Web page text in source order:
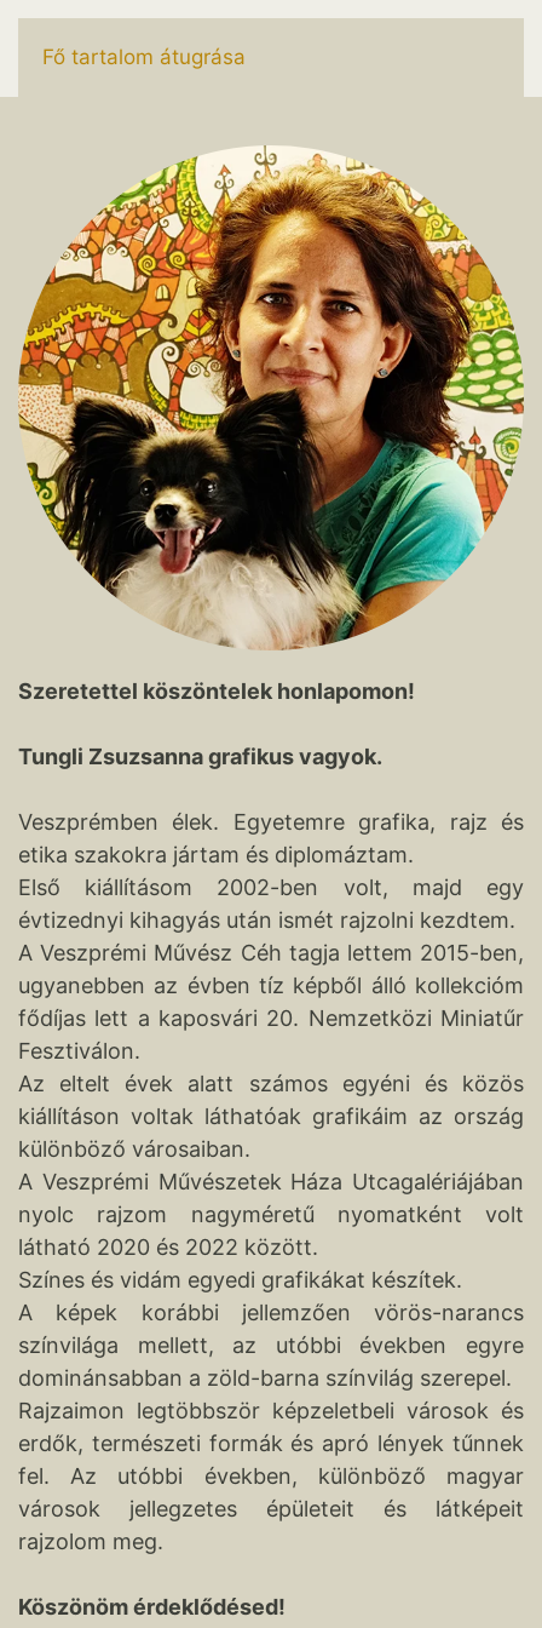
Fő tartalom átugrása
Szeretettel köszöntelek honlapomon!
Tungli Zsuzsanna grafikus vagyok.
Veszprémben élek. Egyetemre grafika, rajz és
etika szakokra jártam és diplomáztam.
Első kiállításom 2002-ben volt, majd egy
évtizednyi kihagyás után ismét rajzolni kezdtem.
A Veszprémi Művész Céh tagja lettem 2015-ben,
ugyanebben az évben tíz képből álló kollekcióm
fődíjas lett a kaposvári 20. Nemzetközi Miniatűr
Fesztiválon.
Az eltelt évek alatt számos egyéni és közös
kiállításon voltak láthatóak grafikáim az ország
különböző városaiban.
A Veszprémi Művészetek Háza Utcagalériájában
nyolc rajzom nagyméretű nyomatként volt
látható 2020 és 2022 között.
Színes és vidám egyedi grafikákat készítek.
A képek korábbi jellemzően vörös-narancs
színvilága mellett, az utóbbi években egyre
dominánsabban a zöld-barna színvilág szerepel.
Rajzaimon legtöbbször képzeletbeli városok és
erdők, természeti formák és apró lények tűnnek
fel. Az utóbbi években, különböző magyar
városok jellegzetes épületeit és látképeit
rajzolom meg.
Köszönöm érdeklődésed!